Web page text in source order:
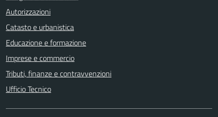
Autorizzazioni
Catasto e urbanistica
Educazione e formazione
Imprese e commercio
Tributi, finanze e contravvenzioni
Ufficio Tecnico